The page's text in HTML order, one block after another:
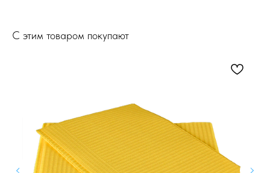
С этим товаром покупают